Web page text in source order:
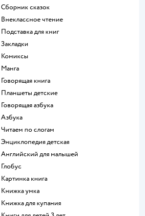
сборник сказок
внеклассное чтение
подставка для книг
закладки
комиксы
манга
говорящая книга
Планшеты детские
говорящая азбука
азбука
читаем по слогам
энциклопедия детская
английский для малышей
глобус
картинка книга
книжка умка
книжка для купания